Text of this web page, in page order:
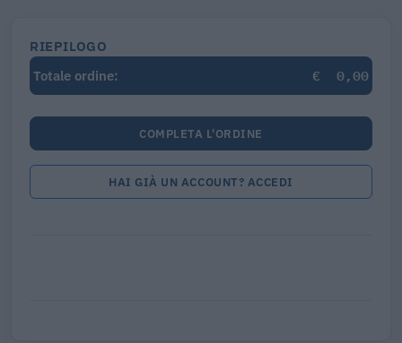
RIEPILOGO
Totale ordine:
€ 0,00
COMPLETA L'ORDINE
HAI GIÀ UN ACCOUNT? ACCEDI